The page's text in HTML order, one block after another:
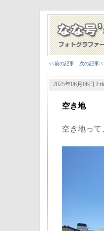
<<前の記事 次の記事>>
2025年06月06日
空き地
空き地って